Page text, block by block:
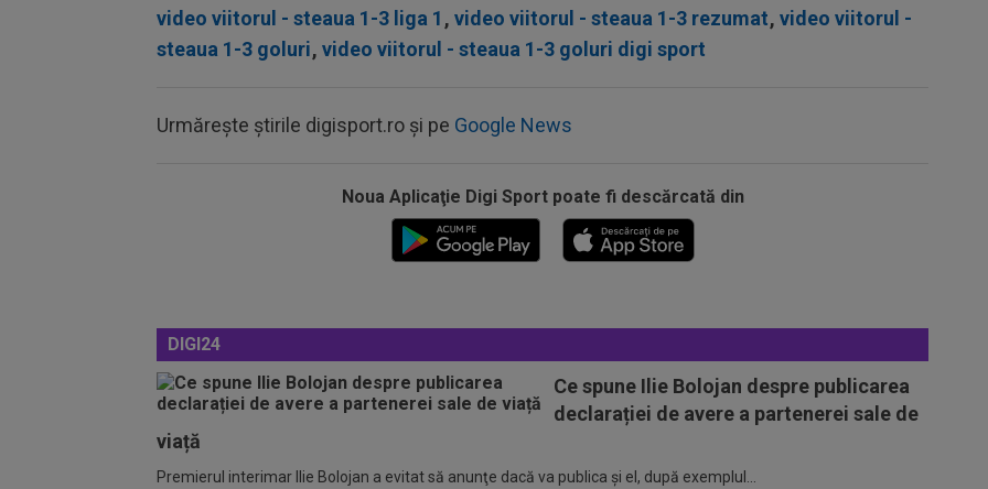
video viitorul - steaua 1-3 liga 1 , video viitorul - steaua 1-3 rezumat, video viitorul -
steaua 1-3 goluri, video viitorul - steaua 1-3 goluri digi sport
Urmărește știrile digisport.ro și pe Google News
Noua Aplicaţie Digi Sport poate fi descărcată din
DIGI24
Ce spune Ilie Bolojan despre publicarea
declarației de avere a partenerei sale de
viață
Premierul interimar Ilie Bolojan a evitat să anunţe dacă va publica şi el, după exemplul...